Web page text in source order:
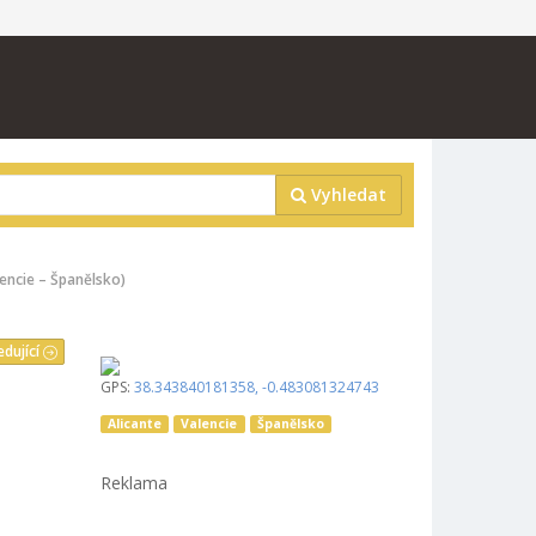
Vyhledat
– Španělsko)
GPS: 38.343840181358, -0.483081324743
Alicante Valencie Španělsko
Reklama